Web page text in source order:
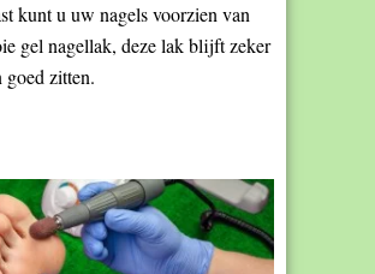
kunt u uw nagels voorzien van
gel nagellak, deze lak blijft zeker
goed zitten.